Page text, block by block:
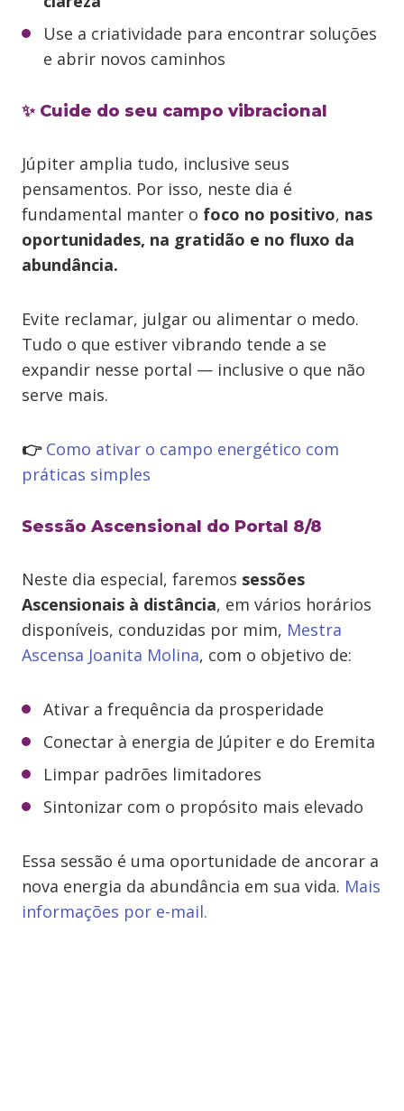
Use a criatividade para encontrar soluções
e abrir novos caminhos
✨ Cuide do seu campo vibracional
Júpiter amplia tudo, inclusive seus
pensamentos. Por isso, neste dia é
fundamental manter o foco no positivo, nas
oportunidades, na gratidão e no fluxo da
abundância.
Evite reclamar, julgar ou alimentar o medo.
Tudo o que estiver vibrando tende a se
expandir nesse portal — inclusive o que não
serve mais.
👉 Como ativar o campo energético com
práticas simples
Sessão Ascensional do Portal 8/8
Neste dia especial, faremos sessões
Ascensionais à distância, em vários horários
disponíveis, conduzidas por mim, Mestra
Ascensa Joanita Molina, com o objetivo de:
Ativar a frequência da prosperidade
Conectar à energia de Júpiter e do Eremita
Limpar padrões limitadores
Sintonizar com o propósito mais elevado
Essa sessão é uma oportunidade de ancorar a
nova energia da abundância em sua vida. Mais
informações por e-mail.